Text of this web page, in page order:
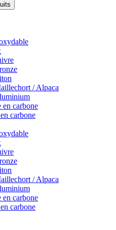
/ Alpaca
en carbone
carbone
/ Alpaca
en carbone
carbone